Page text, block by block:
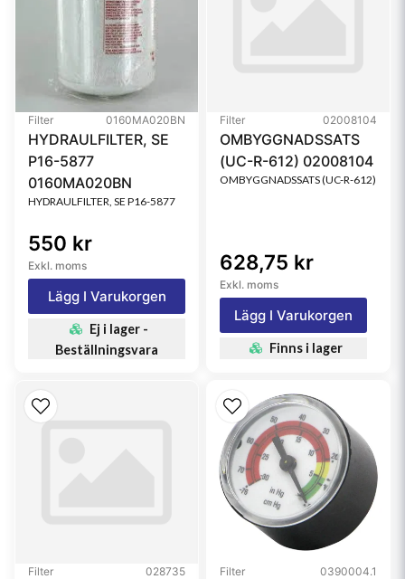
Filter 0160MA020BN
HYDRAULFILTER, SE
P16-5877
0160MA020BN
HYDRAULFILTER, SE P16-5877
550 kr
Exkl. moms
Lägg I Varukorgen
Ej i lager -
Beställningsvara
Filter 02008104
OMBYGGNADSSATS
(UC-R-612) 02008104
OMBYGGNADSSATS (UC-R-612)
628,75 kr
Exkl. moms
Lägg I Varukorgen
Finns i lager
Filter 028735 Filter 0390004.1